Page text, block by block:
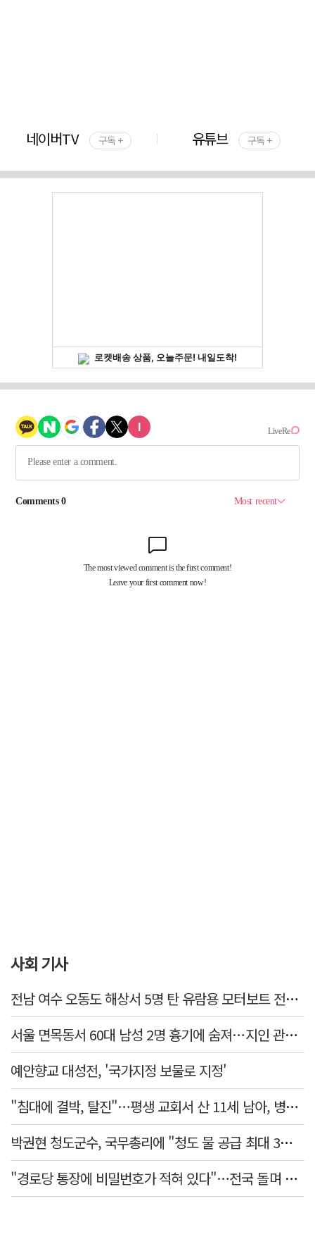
네이버TV 구독 + 유튜브 구독 +
사회 기사
전남 여수 오동도 해상서 5명 탄 유람용 모터보트 전복…2명 숨져
서울 면목동서 60대 남성 2명 흉기에 숨져…지인 관계로 추정
예안향교 대성전, '국가지정 보물로 지정'
"침대에 결박, 탈진"…평생 교회서 산 11세 남아, 병원 이송 끝 숨져
박권현 청도군수, 국무총리에 "청도 물 공급 최대 3만t 늘려달라"
"경로당 통장에 비밀번호가 적혀 있다"…전국 돌며 경로당 13곳 턴 30대 구속